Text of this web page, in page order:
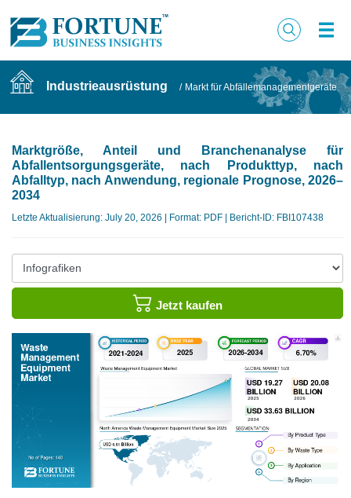
Industrieausrüstung / Markt für Abfällemanagementgeräte
Marktgröße, Anteil und Branchenanalyse für
Abfallentsorgungsgeräte, nach Produkttyp, nach
Abfalltyp, nach Anwendung, regionale Prognose, 2026–
2034
Letzte Aktualisierung: July 20, 2026 | Format: PDF | Bericht-ID: FBI107438
Jetzt kaufen